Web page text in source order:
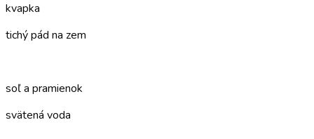
kvapka
tichý pád na zem
soľ a pramienok
svätená voda